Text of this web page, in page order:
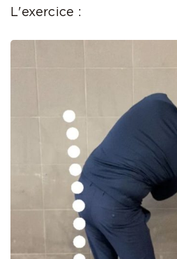
L'exercice :